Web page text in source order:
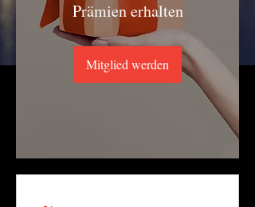
Prämien erhalten
Mitglied werden